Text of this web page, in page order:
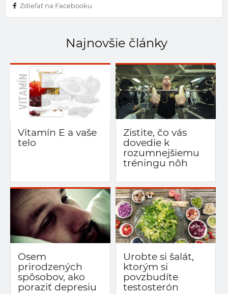
Zdieľať na Facebooku
Najnovšie články
Vitamín E a vaše
telo
Zistite, čo vás
dovedie k
rozumnejšiemu
tréningu nôh
Osem
prirodzených
spôsobov, ako
poraziť depresiu
Urobte si šalát,
ktorým si
povzbudíte
testosterón